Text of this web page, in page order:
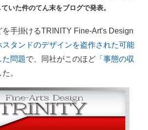
す
新トレンド
べて選べる
ヒント
いた件のてん末をブログで発表。
手掛けるTRINITY Fine-Art's Design
スタンドのデザインを盗作された可能
問題で、同社がこのほど 「事態の収
。